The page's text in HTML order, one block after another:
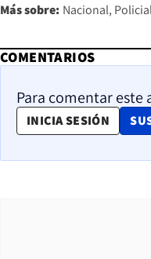
Más sobre: Nacional
COMENTARIOS
Para comentar este
INICIA SESIÓN